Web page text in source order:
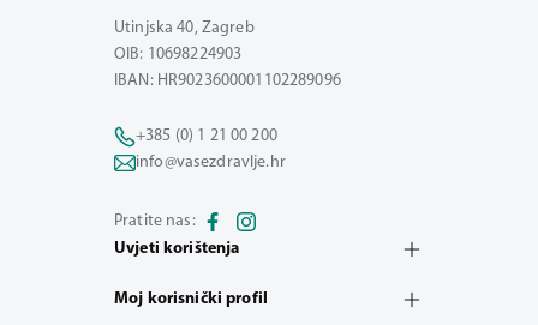
Utinjska 40, Zagreb
OIB: 10698224903
IBAN: HR9023600001102289096
+385 (0) 1 21 00 200
info@vasezdravlje.hr
Pratite nas:
Uvjeti korištenja
Moj korisnički profil